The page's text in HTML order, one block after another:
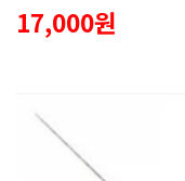
17,000원